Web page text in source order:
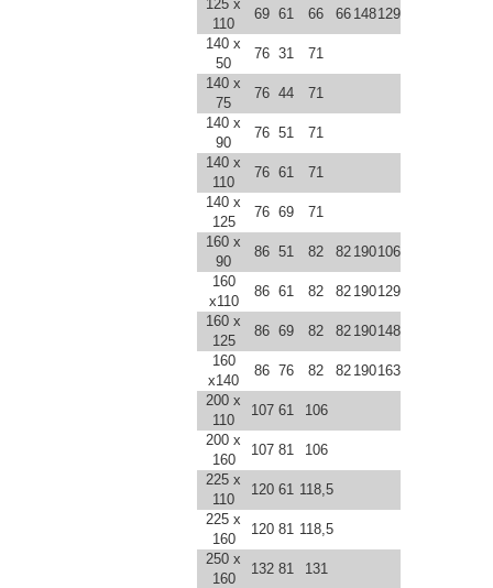
125 x
110
69 61 66 66 148129
140 x
50
76 31
71
140 x
75
76 44
71
140 x
90
76 51
71
140 x
110
76 61
71
140 x
125
76 69
71
160 x
90
86 51 82 82 190106
160
x110
86 61 82 82 190129
160 x
125
86 69 82 82 190148
160
x140
86 76 82 82 190163
200 x
110
107 61
106
200 x
160
107 81
106
225 x
110
120 61 118,5
225 x
160
120 81 118,5
250 x
160
132 81
131